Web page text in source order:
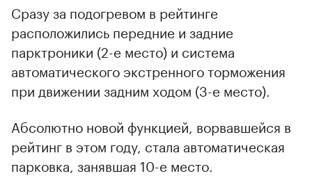
Сразу за подогревом в рейтинге
расположились передние и задние
парктроники (2-е место) и система
автоматического экстренного торможения
при движении задним ходом (3-е место).
Абсолютно новой функцией, ворвавшейся в
рейтинг в этом году, стала автоматическая
парковка, занявшая 10-е место.